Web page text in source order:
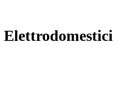
Elettrodomestici